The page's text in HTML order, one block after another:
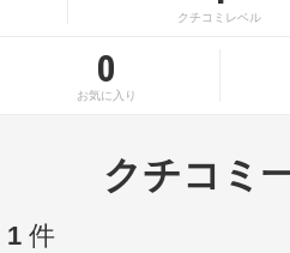
クチコミレベル
0
お気に入り
クチコミ
1 件